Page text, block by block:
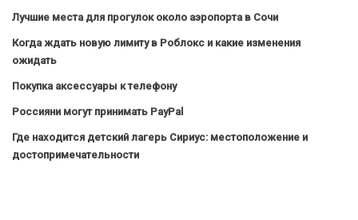
Лучшие места для прогулок около аэропорта в Сочи
Когда ждать новую лимиту в Роблокс и какие изменения
ожидать
Покупка аксессуары к телефону
Россияни могут принимать PayPal
Где находится детский лагерь Сириус: местоположение и
достопримечательности